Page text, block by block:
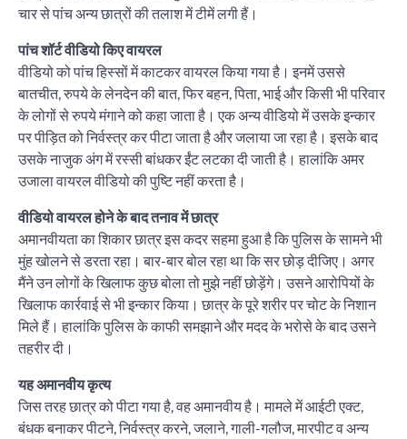
चार से पांच अन्य छात्रों की तलाश में टीमें लगी हैं।
पांच शॉर्ट वीडियो किए वायरल
वीडियो को पांच हिस्सों में काटकर वायरल किया गया है। इनमें उससे
बातचीत, रुपये के लेनदेन की बात, फिर बहन, पिता, भाई और किसी भी परिवार
के लोगों से रुपये मंगाने को कहा जाता है। एक अन्य वीडियो में उसके इन्कार
पर पीड़ित को निर्वस्त्र कर पीटा जाता है और जलाया जा रहा है। इसके बाद
उसके नाजुक अंग में रस्सी बांधकर ईंट लटका दी जाती है। हालांकि अमर
उजाला वायरल वीडियो की पुष्टि नहीं करता है।
वीडियो वायरल होने के बाद तनाव में छात्र
अमानवीयता का शिकार छात्र इस कदर सहमा हुआ है कि पुलिस के सामने भी
मुंह खोलने से डरता रहा। बार-बार बोल रहा था कि सर छोड़ दीजिए। अगर
मैंने उन लोगों के खिलाफ कुछ बोला तो मुझे नहीं छोड़ेंगे। उसने आरोपियों के
खिलाफ कार्रवाई से भी इन्कार किया। छात्र के पूरे शरीर पर चोट के निशान
मिले हैं। हालांकि पुलिस के काफी समझाने और मदद के भरोसे के बाद उसने
तहरीर दी।
यह अमानवीय कृत्य
जिस तरह छात्र को पीटा गया है, वह अमानवीय है। मामले में आईटी एक्ट,
बंधक बनाकर पीटने, निर्वस्त्र करने, जलाने, गाली-गलौज, मारपीट व अन्य